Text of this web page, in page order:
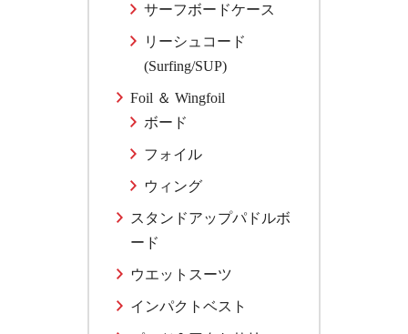
サーフボードケース
リーシュコード
(Surfing/SUP)
Foil ＆ Wingfoil
ボード
フォイル
ウィング
スタンドアップパドルボ
ード
ウエットスーツ
インパクトベスト